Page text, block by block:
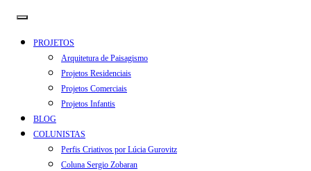
PROJETOS
Arquitetura de Paisagismo
Projetos Residenciais
Projetos Comerciais
Projetos Infantis
BLOG
COLUNISTAS
Perfis Criativos por Lúcia Gurovitz
Coluna Sergio Zobaran